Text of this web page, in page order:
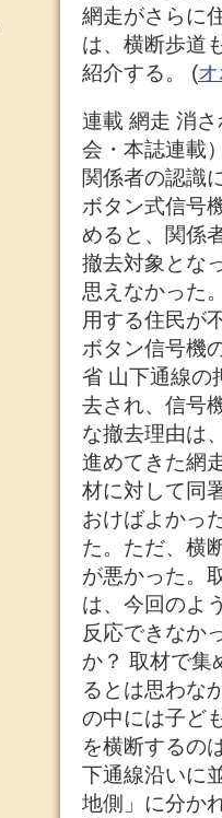
網走がさらに
は、横断歩道
紹介する。 (
連載 網走 消
会・本誌連載
関係者の認識
ボタン式信号
めると、関係
撤去対象とな
思えなかった
用する住民が
ボタン信号機
省 山下通線の
去され、信号
な撤去理由は
進めてきた網
材に対して同
おけばよかっ
た。ただ、横
が悪かった。
は、今回のよ
反応できなか
か？ 取材で集
るとは思わな
の中には子ど
を横断するの
下通線沿いに
地側」に分か